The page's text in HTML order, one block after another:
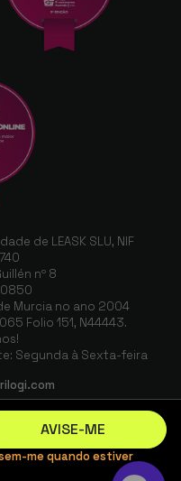
AVISE-ME
me quando estiver
de LEASK SLU, NIF
nº 8
Murcia no ano 2004
Folio 151, N44443.
Segunda à Sexta-feira